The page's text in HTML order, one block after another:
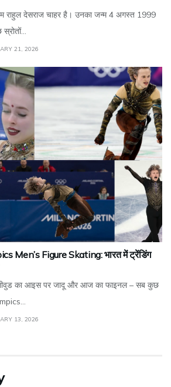
राहुल देसराज चाहर है। उनका जन्म 4 अगस्त 1999
21, 2026
Men’s Figure Skating: भारत में ट्रेंडिंग
का आइस पर जादू और आज का फाइनल – सब कुछ
13, 2026